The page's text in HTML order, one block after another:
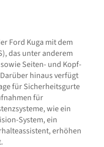
Ford Kuga mit dem
das unter anderem
Seiten- und Kopf-
hinaus verfügt
für Sicherheitsgurte
für
wie ein
System, ein
erhöhen